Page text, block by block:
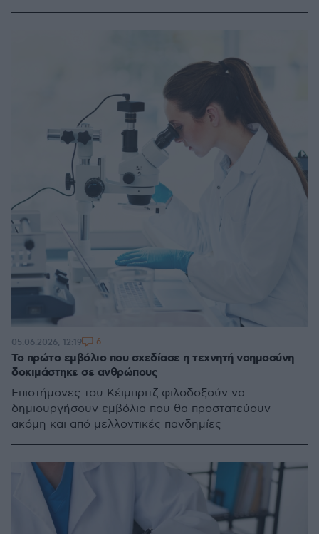
Το πρώτο εμβόλιο που σχεδίασε η τεχνητή νοημοσύνη
δοκιμάστηκε σε ανθρώπους
Επιστήμονες του Κέιμπριτζ φιλοδοξούν να
δημιουργήσουν εμβόλια που θα προστατεύουν
ακόμη και από μελλοντικές πανδημίες
05.06.2026, 12:19 6